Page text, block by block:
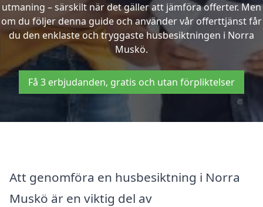
utmaning – särskilt när det gäller att jämföra offerter. Men
om du följer denna guide och använder vår offerttjänst får
du den enklaste och tryggaste husbesiktningen i Norra
Muskö.
Få 3 erbjudanden, gratis och utan förpliktelser
Att genomföra en husbesiktning i Norra
Muskö är en viktig del av